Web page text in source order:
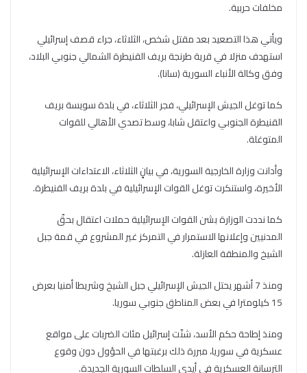
مخلفات حربية.
ويأتي هذا التصعيد بعد مقتل شخص، الثلاثاء، جراء قصف إسرائيلي
استهدف منزلا في قرية طرنجة بريف القنيطرة الشمالي جنوبي البلاد،
وفق وكالة الأنباء السورية (سانا).
كما توغل الجيش الإسرائيلي، فجر الثلاثاء، في بلدة سويسة بريف
القنيطرة الجنوبي واعتقل شابا، وسط تصدي الأهالي للقوات
المتوغلة.
وأدانت وزارة الخارجية السورية، في بيانٍ الثلاثاء، الاعتداءات الإسرائيلية
الأخيرة، واستنكرت توغل القوات الإسرائيلية في بلدة بريف القنيطرة.
كما نددت الوزارة بشن القوات الإسرائيلية حملات اعتقال بحقّ
المدنيين وإعلانها الاستمرار في التمركز غير المشروع في قمة جبل
الشيخ والمنطقة العازلة.
ومنذ 7 أشهر يحتل الجيش الإسرائيلي جبل الشيخ وشريطا أمنيا بعرض
15 كيلومترا في بعض المناطق جنوبي سوريا.
ومنذ إطاحة حكم الأسد، شنّت إسرائيل مئات الضربات على مواقع
عسكرية في سوريا، مبررة ذلك برغبتها في الحؤول دون وقوع
الترسانة العسكرية في أيدي السلطات السورية الجديدة.